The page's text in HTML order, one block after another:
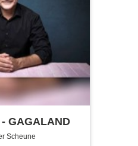
GAGALAND
Scheune